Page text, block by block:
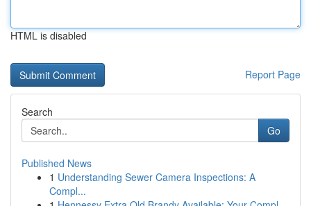
HTML is disabled
Report Page
Search
Go
Published News
1 Understanding Sewer Camera Inspections: A
Compl...